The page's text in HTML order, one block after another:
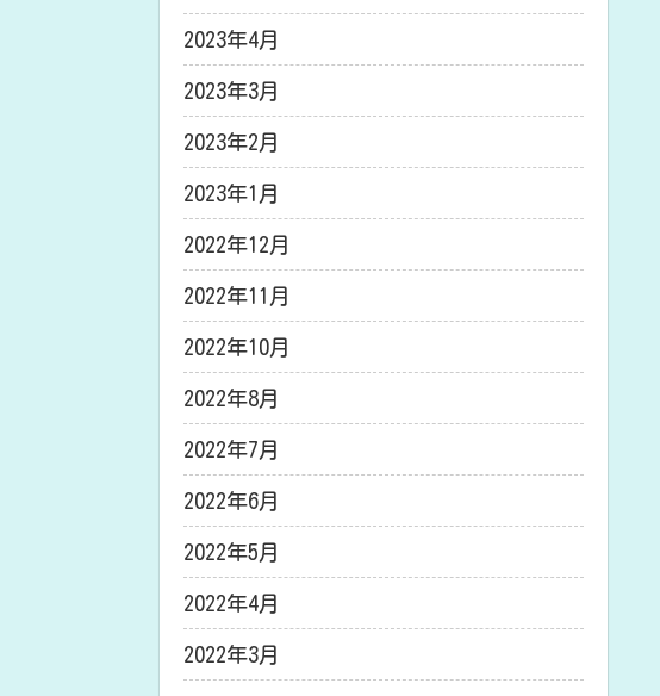
2023年4月
2023年3月
2023年2月
2023年1月
2022年12月
2022年11月
2022年10月
2022年8月
2022年7月
2022年6月
2022年5月
2022年4月
2022年3月